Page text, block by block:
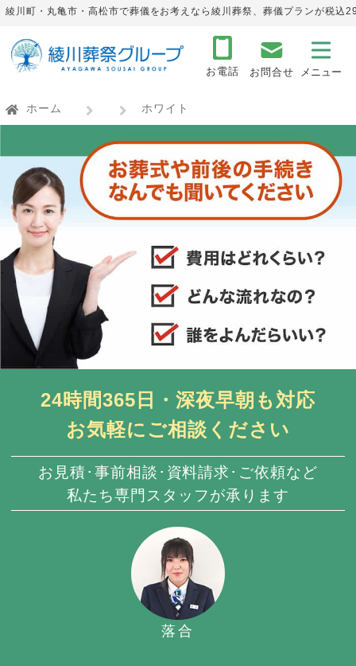
綾川町・丸亀市・高松市で葬儀をお考えなら綾川葬祭、葬儀プランが税
お電話 お問合せ
ホーム ホワイト
24時間365日・深夜早朝も対応
お気軽にご相談ください
お見積･事前相談･資料請求･ご依頼など
私たち専門スタッフが承ります
落合